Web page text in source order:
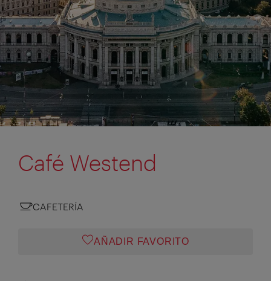
Café Westend
CAFETERÍA
AÑADIR FAVORITO